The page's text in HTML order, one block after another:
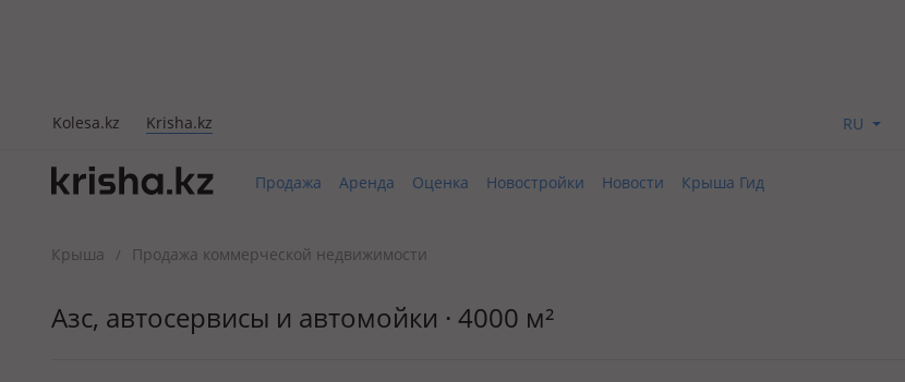
Kolesa.kz Krisha.kz RU
Продажа Аренда Оценка Новостройки Новости Крыша Гид
Крыша / Продажа коммерческой недвижимости
Азс, автосервисы и автомойки · 4000 м²